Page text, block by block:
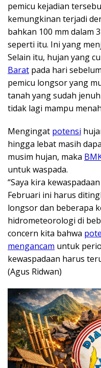
pemicu kejadian
kemungkinan terjadi
bahkan 100 mm dalam
seperti itu. Ini yang
Selain itu, hujan yang
Barat pada hari
pemicu longsor yang
tanah yang sudah
tidak lagi mampu
Mengingat potensi
hingga lebat masih
musim hujan, maka
untuk waspada.
“Saya kira
Februari ini harus
longsor dan beberapa
hidrometeorologi di
concern kita bahwa
mengancam untuk
kewaspadaan harus
(Agus Ridwan)